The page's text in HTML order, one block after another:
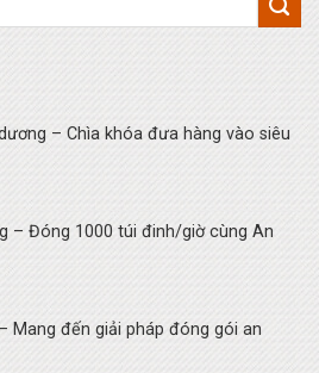
– Chìa khóa đưa hàng vào siêu
– Đóng 1000 túi đinh/giờ cùng An
Mang đến giải pháp đóng gói an